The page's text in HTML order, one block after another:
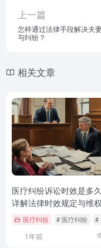
上一篇
怎样通过法律手段解决夫
与纠纷？
相关文章
医疗纠纷诉讼时效是多
详解法律时效规定与维
点 医疗纠纷 # 医疗纠纷 #
1年前